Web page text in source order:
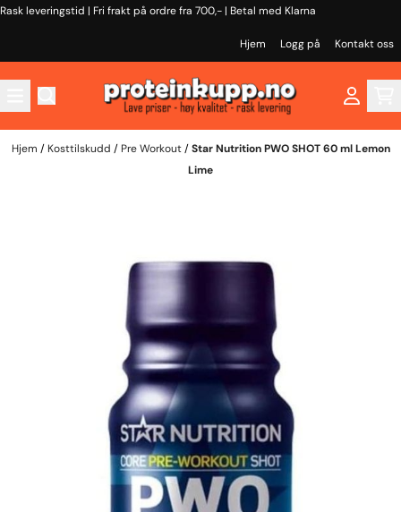
Hopp til innhold
Rask leveringstid | Fri frakt på ordre fra 700,- | Betal med Klarna
Hjem Logg på Kontakt oss
Hjem / Kosttilskudd / Pre Workout/Star Nutrition PWO SHOT 60 ml Lemon
Lime